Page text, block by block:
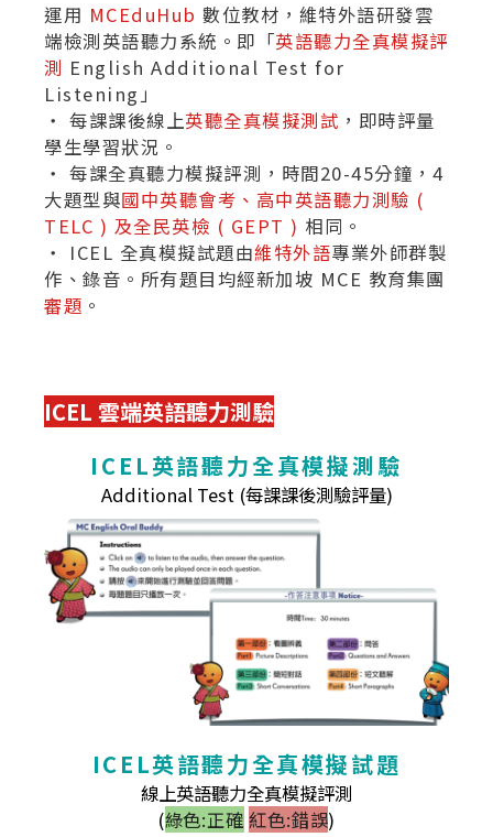
運用 MCEduHub 數位教材，維特外語研發雲
端檢測英語聽力系統。即「英語聽力全真模擬評
測 English Additional Test for
Listening」
‧ 每課課後線上英聽全真模擬測試 ，即時評量
學生學習狀況。
‧ 每課全真聽力模擬評測，時間20-45分鐘，4
大題型與國中英聽會考、高中英語聽力測驗 (
TELC ) 及全民英檢 ( GEPT ) 相同。
‧ ICEL 全真模擬試題由維特外語專業外師群製
作、錄音。所有題目均經新加坡 MCE 教育集團
審題 。
ICEL 雲端英語聽力測驗
ICEL英語聽力全真模擬測驗
Additional Test (每課課後測驗評量)
ICEL英語聽力全真模擬試題
線上英語聽力全真模擬評測
(綠色:正確 紅色:錯誤)